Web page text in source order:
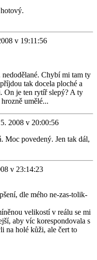
v 19:11:56
Chybí mi tam ty
tak docela ploché a
On je ten rytíř slepý? A ty
umělé...
2008 v 20:00:56
Moc povedený. Jen tak dál,
v 23:14:23
dle mého ne-zas-tolik-
velikostí v reálu se mi
aby víc korespondovala s
na holé kůži, ale čert to